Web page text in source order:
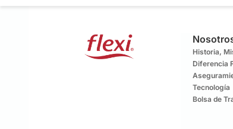
Historia,
Diferencia
Tecnología
Bolsa de